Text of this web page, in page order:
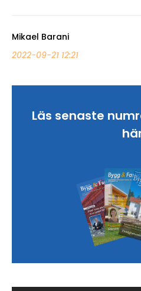
Mikael Barani
2022-09-21 12:21
Läs senaste